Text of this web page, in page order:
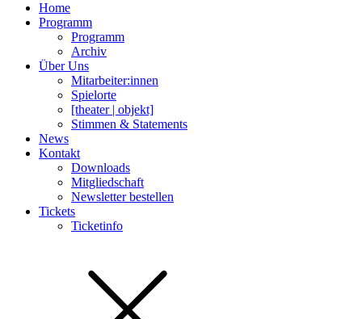
Home
Programm
Programm
Archiv
Über Uns
Mitarbeiter:innen
Spielorte
[theater | objekt]
Stimmen & Statements
News
Kontakt
Downloads
Mitgliedschaft
Newsletter bestellen
Tickets
Ticketinfo